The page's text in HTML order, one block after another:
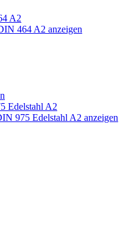
A2
464 A2 anzeigen
Edelstahl A2
975 Edelstahl A2 anzeigen